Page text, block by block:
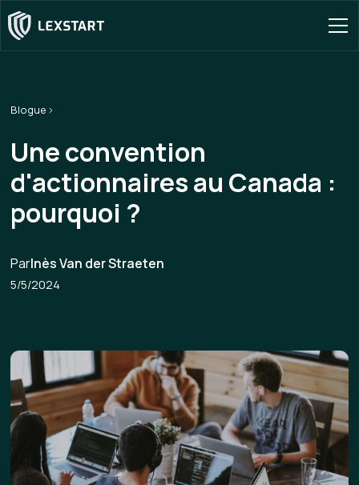
Blogue
Une convention
d'actionnaires au Canada :
pourquoi ?
ParInès Van der Straeten
5/5/2024